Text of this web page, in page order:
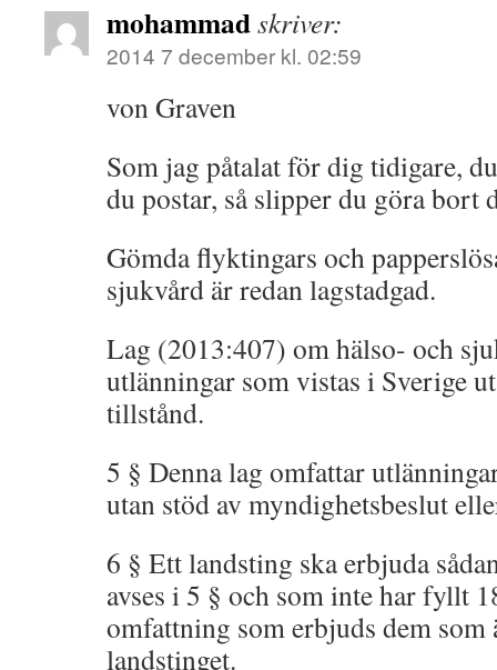
mohammadskriver:
2014 7 december kl. 02:59
von Graven
Som jag påtalat för dig tidigare,
du postar, så slipper du göra bort
Gömda flyktingars och
sjukvård är redan lagstadgad.
Lag (2013:407) om hälso- och
utlänningar som vistas i Sverige
tillstånd.
5 § Denna lag omfattar
utan stöd av myndighetsbeslut
6 § Ett landsting ska erbjuda
avses i 5 § och som inte har fyllt
omfattning som erbjuds dem som
landstinget.